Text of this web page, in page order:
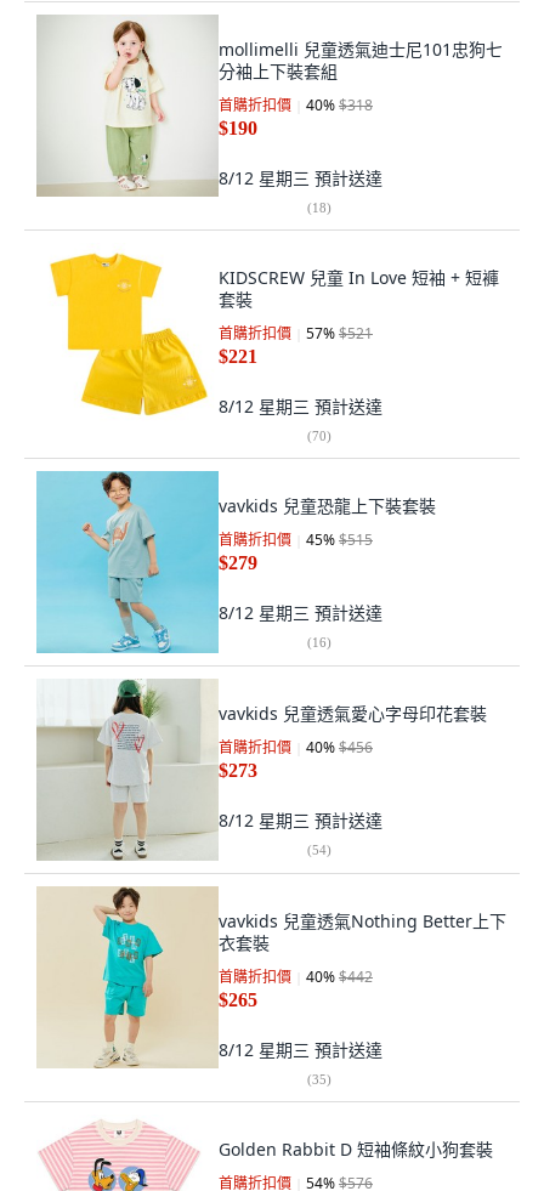
mollimelli 兒童透氣迪士尼101忠狗七
分袖上下裝套組
首購折扣價 40%$318
$190
8/12 星期三 預計送達
(18)
KIDSCREW 兒童 In Love 短袖 + 短褲
套裝
首購折扣價 57%$521
$221
8/12 星期三 預計送達
(70)
vavkids 兒童恐龍上下裝套裝
首購折扣價 45%$515
$279
8/12 星期三 預計送達
(16)
vavkids 兒童透氣愛心字母印花套裝
首購折扣價 40%$456
$273
8/12 星期三 預計送達
(54)
vavkids 兒童透氣Nothing Better上下
衣套裝
首購折扣價 40%$442
$265
8/12 星期三 預計送達
(35)
Golden Rabbit D 短袖條紋小狗套裝
首購折扣價 54%$576